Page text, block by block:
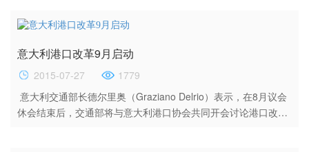
长的贡献率就会超过铁矿石，并在2017年迎来最高点，即
依然会雄踞榜首。其实早在2014年底，就有分析认为澳大利亚
预...
意大利港口改革9月启动
2015-07-27
1779
意大利交通部长德尔里奥（Graziano Delrio）表示，在8月议会
休会结束后，交通部将与意大利港口协会共同开会讨论港口改革